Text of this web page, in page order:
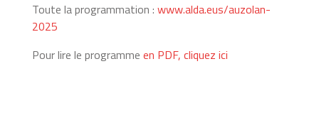
Toute la programmation : www.alda.eus/auzolan-
2025
Pour lire le programme en PDF, cliquez ici